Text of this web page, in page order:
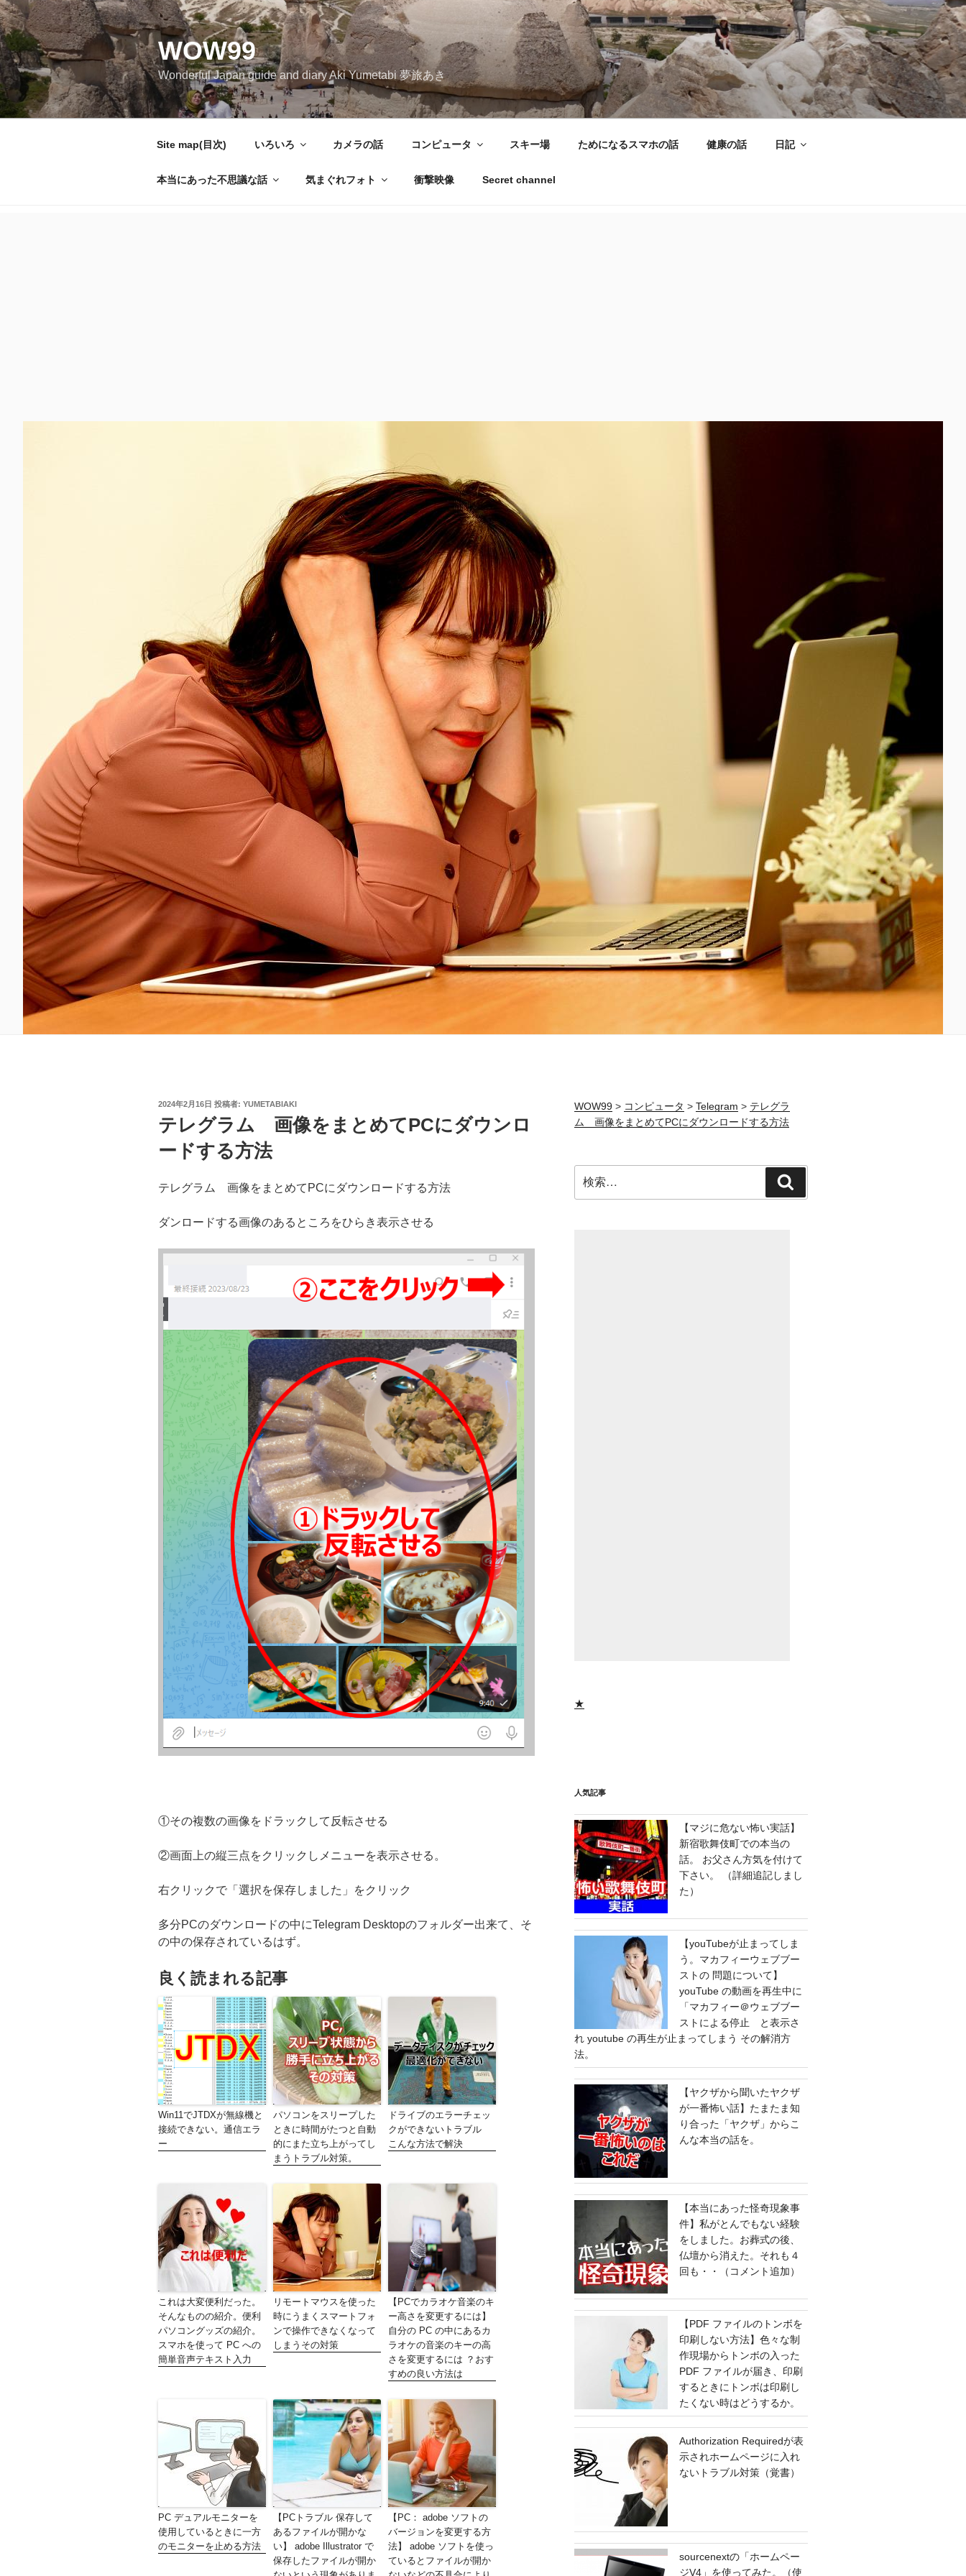
コ
ン
テ
ン
ツ
へ
ス
WOW99
Wonderful Japan guide and diary Aki Yumetabi 夢旅あき
Site map(目次) いろいろ カメラの話 コンピュータ スキー場 ためになるスマホの話 健康の話 日記
本当にあった不思議な話 気まぐれフォト 衝撃映像 Secret channel
投
日:
2024年2月16日 投稿者: YUMETABIAKI
テレグラム 画像をまとめてPCにダウンロ
ードする方法
テレグラム 画像をまとめてPCにダウンロードする方法
ダンロードする画像のあるところをひらき表示させる
①その複数の画像をドラックして反転させる
②画面上の縦三点をクリックしメニューを表示させる。
右クリックで「選択を保存しました」をクリック
多分PCのダウンロードの中にTelegram Desktopのフォルダー出来て、そ
の中の保存されているはず。
良く読まれる記事
Win11でJTDXが無線機と
接続できない。通信エラ
ー
パソコンをスリープした
ときに時間がたつと自動
的にまた立ち上がってし
まうトラブル対策。
ドライブのエラーチェッ
クができないトラブル
こんな方法で解決
これは大変便利だった。
そんなものの紹介。便利
パソコングッズの紹介。
スマホを使って PC への
簡単音声テキスト入力
リモートマウスを使った
時にうまくスマートフォ
ンで操作できなくなって
しまうその対策
【PCでカラオケ音楽のキ
ー高さを変更するには】
自分の PC の中にあるカ
ラオケの音楽のキーの高
さを変更するには ？おす
すめの良い方法は
PC デュアルモニターを
使用しているときに一方
のモニターを止める方法
【PCトラブル 保存して
あるファイルが開かな
い】 adobe Illustrator で
保存したファイルが開か
【PC： adobe ソフトの
バージョンを変更する方
法】 adobe ソフトを使っ
ているとファイルが開か
WOW99> コンピュータ > Telegram > テレグラ
ム 画像をまとめてPCにダウンロードする方法
索:
索
★
人気記事
【マジに危ない怖い実話】
新宿歌舞伎町での本当の
話。 お父さん方気を付けて
下さい。 （詳細追記しまし
た）
【youTubeが止まってしま
う。マカフィーウェブブー
ストの 問題について】
youTube の動画を再生中に
「マカフィー＠ウェブブー
ストによる停止 と表示さ
れ youtube の再生が止まってしまう その解消方
法。
【ヤクザから聞いたヤクザ
が一番怖い話】たまたま知
り合った「ヤクザ」からこ
んな本当の話を。
【本当にあった怪奇現象事
件】私がとんでもない経験
をしました。お葬式の後、
仏壇から消えた。それも４
回も・・（コメント追加）
【PDF ファイルのトンボを
印刷しない方法】色々な制
作現場からトンボの入った
PDF ファイルが届き、印刷
するときにトンボは印刷し
たくない時はどうするか。
Authorization Requiredが表
示されホームページに入れ
ないトラブル対策（覚書）
sourcenextの「ホームペー
ジV4」を使ってみた。（使